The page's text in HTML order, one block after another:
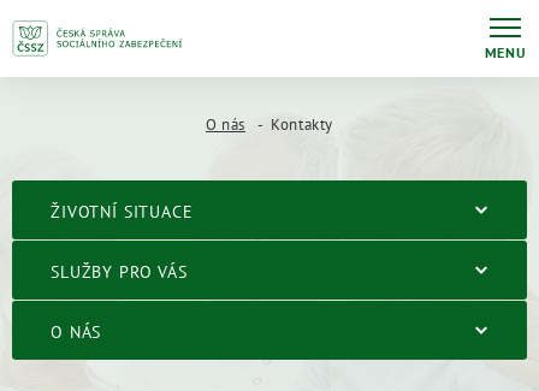
MENU
O nás Kontakty
ŽIVOTNÍ SITUACE
SLUŽBY PRO VÁS
O NÁS